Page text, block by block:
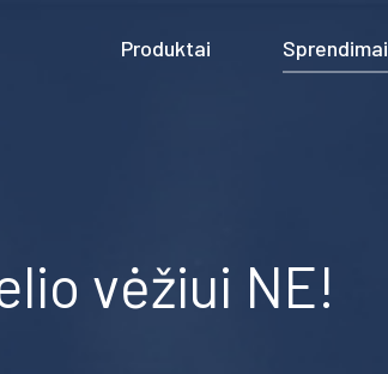
Produktai Sprendimai
vėžiui NE!